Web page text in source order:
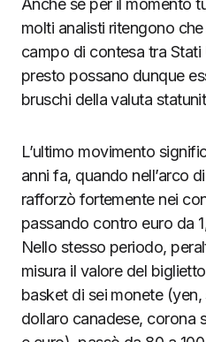
Anche se per il momento
molti analisti ritengono che
campo di contesa tra Stati
presto possano dunque
bruschi della valuta
L’ultimo movimento
anni fa, quando nell’arco
rafforzò fortemente nei
passando contro euro da
Nello stesso periodo,
misura il valore del
basket di sei monete
dollaro canadese, corona